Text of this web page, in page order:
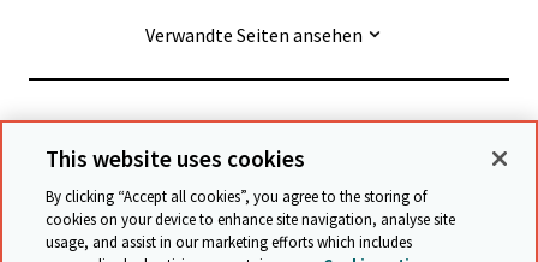
Verwandte Seiten ansehen
© Cambridge University Press & Assessment
Geschäftsbedingungen
Datenschutz
This website uses cookies
By clicking “Accept all cookies”, you agree to the storing of
cookies on your device to enhance site navigation, analyse site
usage, and assist in our marketing efforts which includes